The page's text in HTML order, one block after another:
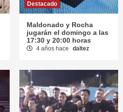
Destacado
Maldonado y Rocha
jugarán el domingo a las
17:30 y 20:00 horas
4 años hace daltez